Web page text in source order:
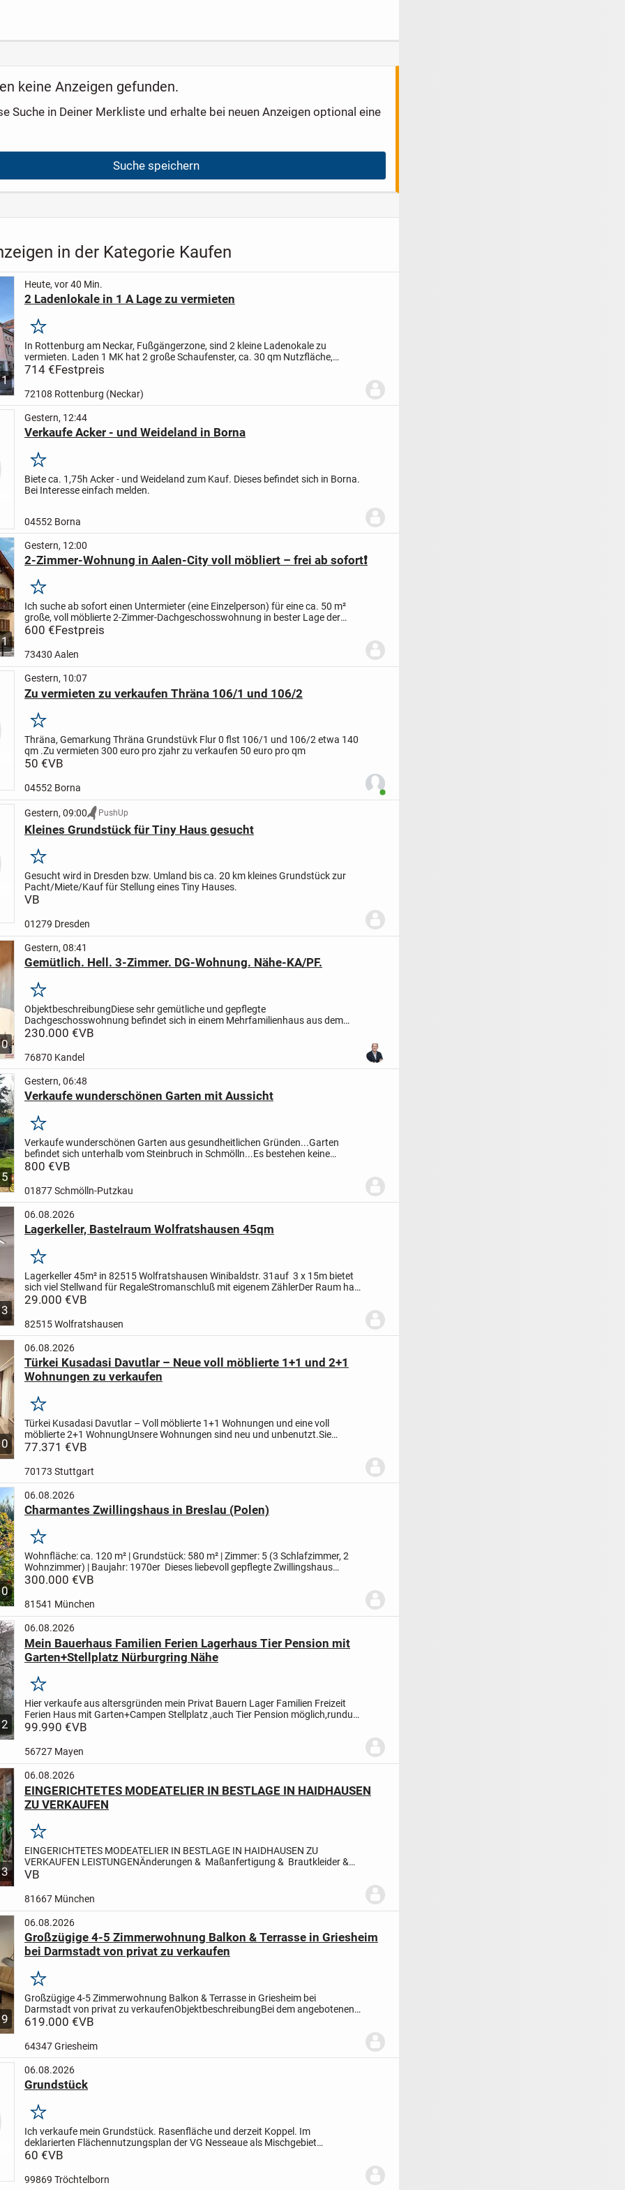
keine Anzeigen gefunden.
Suche in Deiner Merkliste und erhalte bei neuen Anzeigen optional eine
Suche speichern
in der Kategorie Kaufen
1
Heute, vor 40 Min.
2 Ladenlokale in 1 A Lage zu vermieten
Merken
In Rottenburg am Neckar, Fußgängerzone, sind 2 kleine Ladenokale zu
vermieten. Laden 1 MK hat 2 große Schaufenster, ca. 30 qm Nutzfläche,
Waschbecken, Nachtspeicherheizung. Ladenlokal 2 M hat 1 großes...
714 €Festpreis
72108 Rottenburg (Neckar)
Gestern, 12:44
Verkaufe Acker - und Weideland in Borna
Merken
Biete ca. 1,75h Acker - und Weideland zum Kauf. Dieses befindet sich in Borna.
Bei Interesse einfach melden.
04552 Borna
1
Gestern, 12:00
2-Zimmer-Wohnung in Aalen-City voll möbliert – frei ab sofort❗️
Merken
Ich suche ab sofort einen Untermieter (eine Einzelperson) für eine ca. 50 m²
große, voll möblierte 2-Zimmer-Dachgeschosswohnung in bester Lage der
Aalen-City.Top-Lage
600 €Festpreis
73430 Aalen
Gestern, 10:07
Zu vermieten zu verkaufen Thräna 106/1 und 106/2
Merken
Thräna, Gemarkung Thräna Grundstüvk Flur 0 flst 106/1 und 106/2 etwa 140
qm .Zu vermieten 300 euro pro zjahr zu verkaufen 50 euro pro qm
50 €VB
04552 Borna
Benutzer ist online
Gestern, 09:00
PushUp
Kleines Grundstück für Tiny Haus gesucht
Merken
Gesucht wird in Dresden bzw. Umland bis ca. 20 km kleines Grundstück zur
Pacht/Miete/Kauf für Stellung eines Tiny Hauses.
VB
01279 Dresden
Gestern, 08:41
Gemütlich. Hell. 3-Zimmer. DG-Wohnung. Nähe-KA/PF.
Merken
ObjektbeschreibungDiese sehr gemütliche und gepflegte
Dachgeschosswohnung befindet sich in einem Mehrfamilienhaus aus dem
Jahr 1995 in ruhiger Wohnlage von Straubenhardt.
230.000 €VB
76870 Kandel
5
Gestern, 06:48
Verkaufe wunderschönen Garten mit Aussicht
Merken
Verkaufe wunderschönen Garten aus gesundheitlichen Gründen...Garten
befindet sich unterhalb vom Steinbruch in Schmölln...Es bestehen keine
Anbaupflichten..!!
800 €VB
01877 Schmölln-Putzkau
3
06.08.2026
Lagerkeller, Bastelraum Wolfratshausen 45qm
Merken
Lagerkeller 45m² in 82515 Wolfratshausen Winibaldstr. 31auf 3 x 15m bietet
sich viel Stellwand für RegaleStromanschluß mit eigenem ZählerDer Raum hat
2 Fenster, Zufahrt über die Tiefgarage...
29.000 €VB
82515 Wolfratshausen
06.08.2026
Türkei Kusadasi Davutlar – Neue voll möblierte 1+1 und 2+1
Wohnungen zu verkaufen
Merken
Türkei Kusadasi Davutlar – Voll möblierte 1+1 Wohnungen und eine voll
möblierte 2+1 WohnungUnsere Wohnungen sind neu und unbenutzt.Sie
befinden sich in der Nähe von Supermärkten, dem Gesundheitszent...
77.371 €VB
70173 Stuttgart
06.08.2026
Charmantes Zwillingshaus in Breslau (Polen)
Merken
Wohnfläche: ca. 120 m² | Grundstück: 580 m² | Zimmer: 5 (3 Schlafzimmer, 2
Wohnzimmer) | Baujahr: 1970er Dieses liebevoll gepflegte Zwillingshaus
(Doppelhaushälfte) aus den 1970er Jahren bietet auf...
300.000 €VB
81541 München
2
06.08.2026
Mein Bauerhaus Familien Ferien Lagerhaus Tier Pension mit
Garten+Stellplatz Nürburgring Nähe
Merken
Hier verkaufe aus altersgründen mein Privat Bauern Lager Familien Freizeit
Ferien Haus mit Garten+Campen Stellplatz ,auch Tier Pension möglich,rundum
Grundstück 205 qm+mehr möglich,Haus 100qm,9...
99.990 €VB
56727 Mayen
3
06.08.2026
EINGERICHTETES MODEATELIER IN BESTLAGE IN HAIDHAUSEN
ZU VERKAUFEN
Merken
EINGERICHTETES MODEATELIER IN BESTLAGE IN HAIDHAUSEN ZU
VERKAUFEN LEISTUNGENÄnderungen & Maßanfertigung & Brautkleider &
Eigenes Design
VB
81667 München
9
06.08.2026
Großzügige 4-5 Zimmerwohnung Balkon & Terrasse in Griesheim
bei Darmstadt von privat zu verkaufen
Merken
Großzügige 4-5 Zimmerwohnung Balkon & Terrasse in Griesheim bei
Darmstadt von privat zu verkaufenObjektbeschreibungBei dem angebotenen
Objekt handelt es sich um eine attraktive 4/5-Zimmerwohnung in...
619.000 €VB
64347 Griesheim
06.08.2026
Grundstück
Merken
Ich verkaufe mein Grundstück. Rasenfläche und derzeit Koppel. Im
deklarierten Flächennutzungsplan der VG Nesseaue als Mischgebiet
ausgewiesen, so dass es zukünftig bebaut werden kann. Nach Rücksprache...
60 €VB
99869 Tröchtelborn